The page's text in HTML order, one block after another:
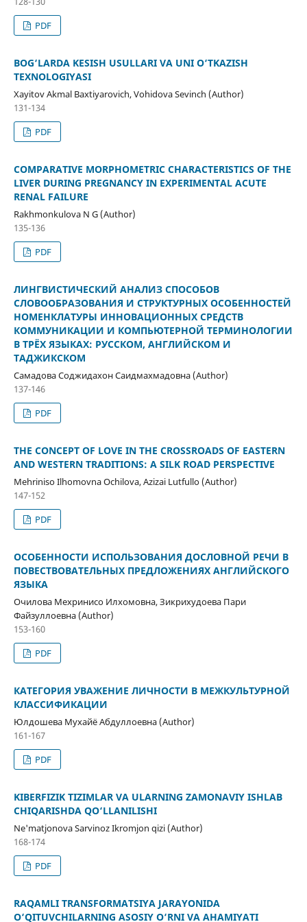
PDF
BOG‘LARDA KESISH USULLARI VA UNI O‘TKAZISH
TEXNOLOGIYASI
Xayitov Akmal Baxtiyarovich, Vohidova Sevinch (Author)
131-134
PDF
COMPARATIVE MORPHOMETRIC CHARACTERISTICS OF THE
LIVER DURING PREGNANCY IN EXPERIMENTAL ACUTE
RENAL FAILURE
Rakhmonkulova N G (Author)
135-136
PDF
ЛИНГВИСТИЧЕСКИЙ АНАЛИЗ СПОСОБОВ
СЛОВООБРАЗОВАНИЯ И СТРУКТУРНЫХ ОСОБЕННОСТЕЙ
НОМЕНКЛАТУРЫ ИННОВАЦИОННЫХ СРЕДСТВ
КОММУНИКАЦИИ И КОМПЬЮТЕРНОЙ ТЕРМИНОЛОГИИ
В ТРЁХ ЯЗЫКАХ: РУССКОМ, АНГЛИЙСКОМ И
ТАДЖИКСКОМ
Самадова Соджидахон Саидмахмадовна (Author)
137-146
PDF
THE CONCEPT OF LOVE IN THE CROSSROADS OF EASTERN
AND WESTERN TRADITIONS: A SILK ROAD PERSPECTIVE
Mehriniso Ilhomovna Ochilova, Azizai Lutfullo (Author)
147-152
PDF
ОСОБЕННОСТИ ИСПОЛЬЗОВАНИЯ ДОСЛОВНОЙ РЕЧИ В
ПОВЕСТВОВАТЕЛЬНЫХ ПРЕДЛОЖЕНИЯХ АНГЛИЙСКОГО
ЯЗЫКА
Очилова Мехринисо Илхомовна, Зикрихудоева Пари
Файзуллоевна (Author)
153-160
PDF
КАТЕГОРИЯ УВАЖЕНИЕ ЛИЧНОСТИ В МЕЖКУЛЬТУРНОЙ
КЛАССИФИКАЦИИ
Юлдошева Мухайё Абдуллоевна (Author)
161-167
PDF
KIBERFIZIK TIZIMLAR VA ULARNING ZAMONAVIY ISHLAB
CHIQARISHDA QO‘LLANILISHI
Ne'matjonova Sarvinoz Ikromjon qizi (Author)
168-174
PDF
RAQAMLI TRANSFORMATSIYA JARAYONIDA
O‘QITUVCHILARNING ASOSIY O‘RNI VA AHAMIYATI